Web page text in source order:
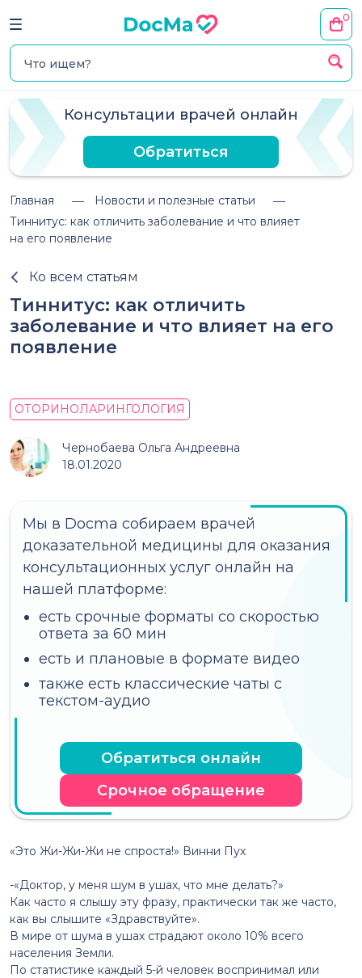
0
Консультации врачей онлайн
Обратиться
Главная
Новости и полезные статьи
Тиннитус: как отличить заболевание и что влияет
на его появление
Ко всем статьям
Тиннитус: как отличить
заболевание и что влияет на его
появление
ОТОРИНОЛАРИНГОЛОГИЯ
Чернобаева Ольга Андреевна
18.01.2020
Мы в Docma собираем врачей
доказательной медицины для оказания
консультационных услуг онлайн на
нашей платформе:
есть срочные форматы со скоростью
ответа за 60 мин
есть и плановые в формате видео
также есть классические чаты с
текстом-аудио
Обратиться онлайн
Срочное обращение
«Это Жи-Жи-Жи не спроста!» Винни Пух
-«Доктор, у меня шум в ушах, что мне делать?»
Как часто я слышу эту фразу, практически так же часто,
как вы слышите «Здравствуйте».
В мире от шума в ушах страдают около 10% всего
населения Земли.
По статистике каждый 5-й человек воспринимал или